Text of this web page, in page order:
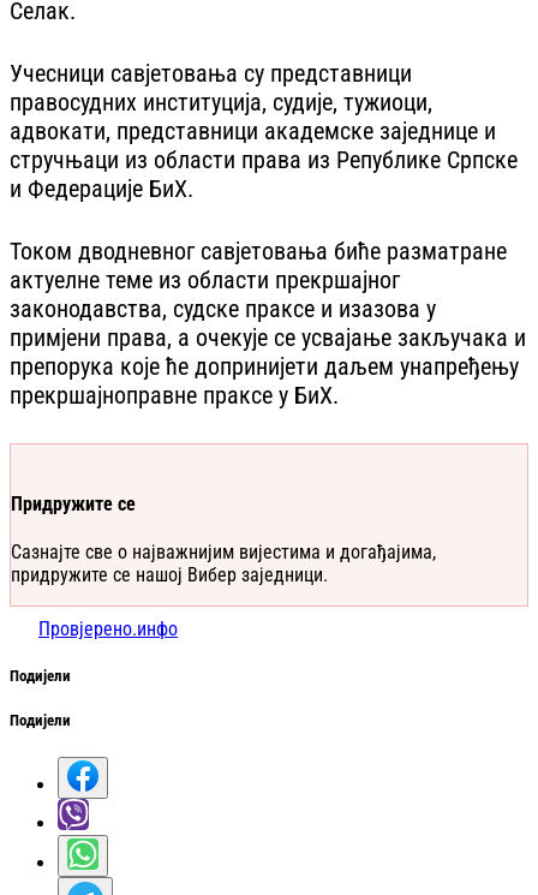
Селак.
Учесници савјетовања су представници
правосудних институција, судије, тужиоци,
адвокати, представници академске заједнице и
стручњаци из области права из Републике Српске
и Федерације БиХ.
Током дводневног савјетовања биће разматране
актуелне теме из области прекршајног
законодавства, судске праксе и изазова у
примјени права, а очекује се усвајање закључака и
препорука које ће допринијети даљем унапређењу
прекршајноправне праксе у БиХ.
Придружите се
Сазнајте све о најважнијим вијестима и догађајима,
придружите се нашој Вибер заједници.
Провјерено.инфо
Подијели
Подијели